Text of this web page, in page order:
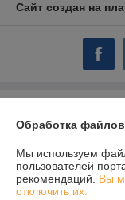
Сайт создан на
220114, Республика
Регистрационный
Обработка
Мы используем
пользователей
рекомендаций. Вы
отключить их.